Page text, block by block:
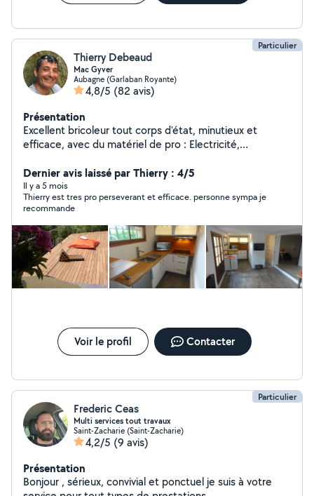
Particulier
Thierry Debeaud
Mac Gyver
Aubagne (Garlaban Royante)
4,8/5 (82 avis)
Présentation
Excellent bricoleur tout corps d'état, minutieux et
efficace, avec du matériel de pro : Electricité,
de cuisine, placard et salle de bain, Plomberie, piscine.
Mes amis et voisins m'appellent Mac Gyver.
Dernier avis laissé par Thierry : 4/5
Il y a 5 mois
Thierry est tres pro perseverant et efficace. personne sympa je
recommande
Voir le profil Contacter
Particulier
Frederic Ceas
Multi services tout travaux
Saint-Zacharie (Saint-Zacharie)
4,2/5 (9 avis)
Présentation
Bonjour , sérieux, convivial et ponctuel je suis à votre